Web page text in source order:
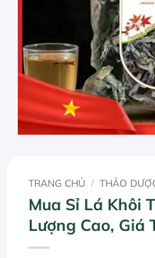
TRANG CHỦ / THẢO
Mua Sỉ Lá Khôi
Lượng Cao, Giá